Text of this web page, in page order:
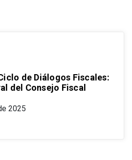
de Diálogos Fiscales:
del Consejo Fiscal
2025